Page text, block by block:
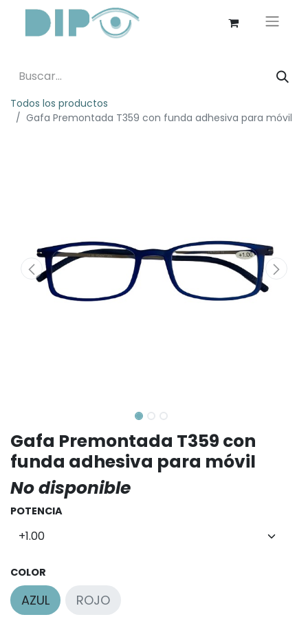
Todos los productos
Gafa Premontada T359 con funda adhesiva para móvil
Gafa Premontada T359 con
funda adhesiva para móvil
No disponible
POTENCIA
COLOR
AZUL ROJO